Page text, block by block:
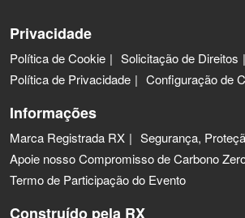
Privacidade
Política de Cookie
Solicitação de Direitos
Política de Privacidade
Configuração de
Informações
Marca Registrada RX
Segurança,
Apoie nosso Compromisso de Carbono
Termo de Participação do Evento
Construído pela RX